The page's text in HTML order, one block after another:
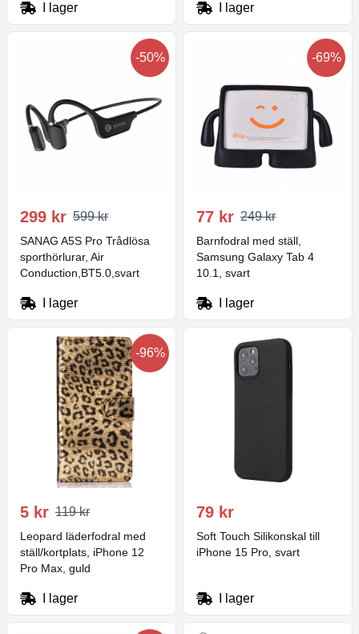
I lager I lager
-50%
299 kr 599 kr
SANAG A5S Pro Trådlösa
sporthörlurar, Air
Conduction,BT5.0,svart
I lager
-69%
77 kr 249 kr
Barnfodral med ställ,
Samsung Galaxy Tab 4
10.1, svart
I lager
-96%
5 kr 119 kr
Leopard läderfodral med
ställ/kortplats, iPhone 12
Pro Max, guld
I lager
79 kr
Soft Touch Silikonskal till
iPhone 15 Pro, svart
I lager